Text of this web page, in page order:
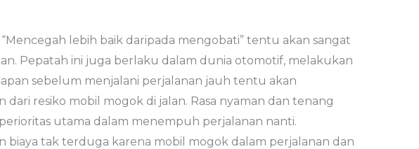
lebih baik daripada mengobati” tentu akan sangat
Pepatah ini juga berlaku dalam dunia otomotif, melakukan
sebelum menjalani perjalanan jauh tentu akan
dari resiko mobil mogok di jalan. Rasa nyaman dan tenang
utama dalam menempuh perjalanan nanti.
biaya tak terduga karena mobil mogok dalam perjalanan dan